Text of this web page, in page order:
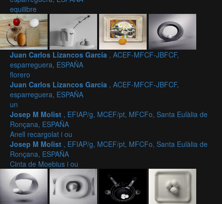
equilibre
Juan Carlos Lizancos García , ACEF-MFCF-JBFCF,
esparreguera, ESPAÑA
florero
Juan Carlos Lizancos García , ACEF-MFCF-JBFCF,
esparreguera, ESPAÑA
un
Josep M Molist , EFIAP/g, MCEF/pt, MFCFo, Santa Eulàlia de
Ronçana, ESPAÑA
Anell recargolat i ou
Josep M Molist , EFIAP/g, MCEF/pt, MFCFo, Santa Eulàlia de
Ronçana, ESPAÑA
Cinta de Moebius i ou